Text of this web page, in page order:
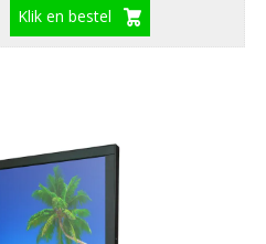
Klik en bestel